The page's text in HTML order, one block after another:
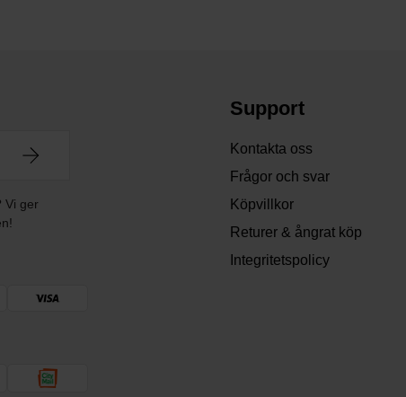
Vi ger
Support
Kontakta oss
Frågor och svar
Köpvillkor
Returer & ångrat köp
Integritetspolicy